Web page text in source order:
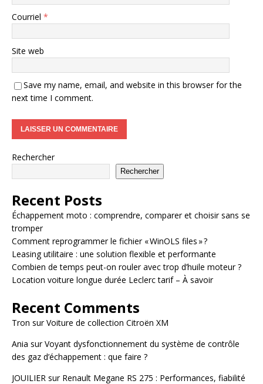
Courriel *
Site web
Save my name, email, and website in this browser for the
next time I comment.
Rechercher
Rechercher
Recent Posts
Échappement moto : comprendre, comparer et choisir sans se
tromper
Comment reprogrammer le fichier « WinOLS files » ?
Leasing utilitaire : une solution flexible et performante
Combien de temps peut-on rouler avec trop d’huile moteur ?
Location voiture longue durée Leclerc tarif – À savoir
Recent Comments
Tron surVoiture de collection Citroën XM
Ania surVoyant dysfonctionnement du système de contrôle
des gaz d’échappement : que faire ?
JOUILIER sur Renault Megane RS 275 : Performances, fiabilité